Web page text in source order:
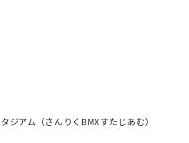
ジアム（さんりくBMXすたじあむ）